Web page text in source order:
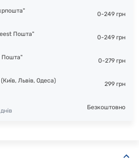
0-249 грн
Пошта"
0-249 грн
Пошта"
0-279 грн
Львів, Одеса)
299 грн
Безкоштовно